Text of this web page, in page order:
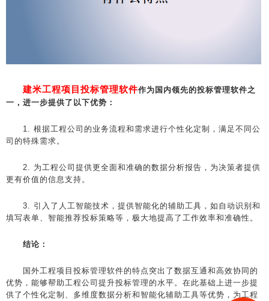
建米工程项目投标管理软件作为国内领先的投标管理软件之
一，进一步提供了以下优势：
1. 根据工程公司的业务流程和需求进行个性化定制，满足不同公
司的特殊需求。
2. 为工程公司提供更全面和准确的数据分析报告，为决策者提供
更有价值的信息支持。
3. 引入了人工智能技术，提供智能化的辅助工具，如自动识别和
填写表单、智能推荐投标策略等，极大地提高了工作效率和准确性。
结论：
国外工程项目投标管理软件的特点突出了数据互通和高效协同的
优势，能够帮助工程公司提升投标管理的水平。在此基础上进一步提
供了个性化定制、多维度数据分析和智能化辅助工具等优势，为工程